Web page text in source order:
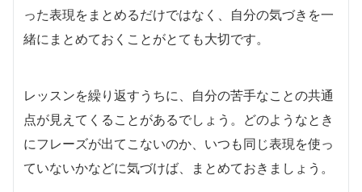
った表現をまとめるだけではなく、自分の気づきを一
緒にまとめておくことがとても大切です。
レッスンを繰り返すうちに、自分の苦手なことの共通
点が見えてくることがあるでしょう。どのようなとき
にフレーズが出てこないのか、いつも同じ表現を使っ
ていないかなどに気づけば、まとめておきましょう。